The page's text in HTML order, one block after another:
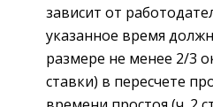
зависит от
указанное время
размере не менее 2/3
ставки) в пересчете